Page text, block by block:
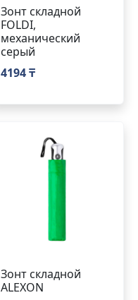
Зонт складной
FOLDI,
механический
серый
4194 ₸
Зонт складной
ALEXON